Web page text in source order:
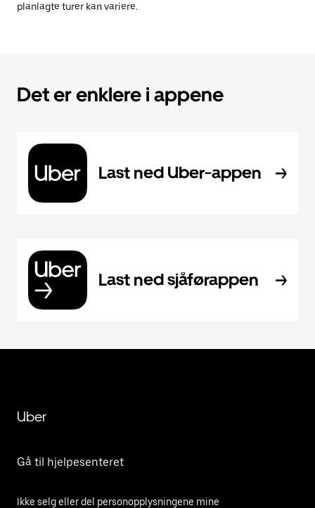
planlagte turer kan variere.
Det er enklere i appene
Last ned Uber-appen
Last ned sjåførappen
Uber
Gå til hjelpesenteret
Ikke selg eller del personopplysningene mine